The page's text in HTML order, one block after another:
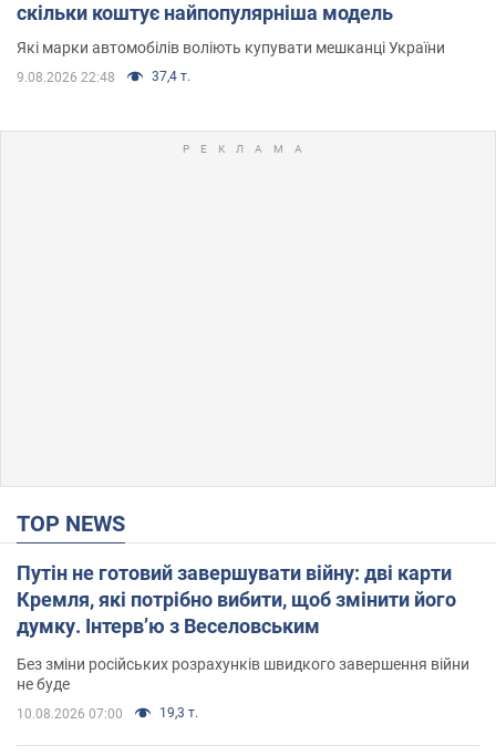
скільки коштує найпопулярніша модель
Які марки автомобілів воліють купувати мешканці України
9.08.2026 22:48 37,4 т.
TOP NEWS
Путін не готовий завершувати війну: дві карти
Кремля, які потрібно вибити, щоб змінити його
думку. Інтерв’ю з Веселовським
Без зміни російських розрахунків швидкого завершення війни
не буде
10.08.2026 07:00 19,3 т.